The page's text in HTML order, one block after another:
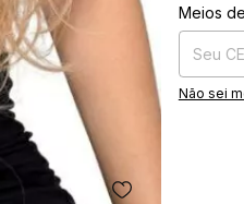
Entregas
Meios
Não sei